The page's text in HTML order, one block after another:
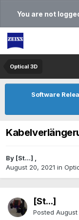
You are not
Optical 3D
Software
By [St...] ,
August 20, 2021 in
[St...]
Posted August